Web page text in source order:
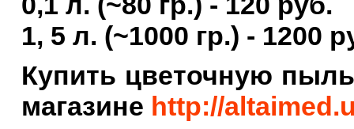
1, 5 л. (~1000 гр.) - 1200
Купить цветочную
магазине http://